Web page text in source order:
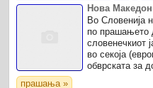
Нова
Во Словенија
по прашањето
словенечкиот
во секоја
обврската за
прашања »